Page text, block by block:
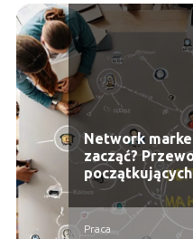
Network
zacząć?
początkujących
Praca